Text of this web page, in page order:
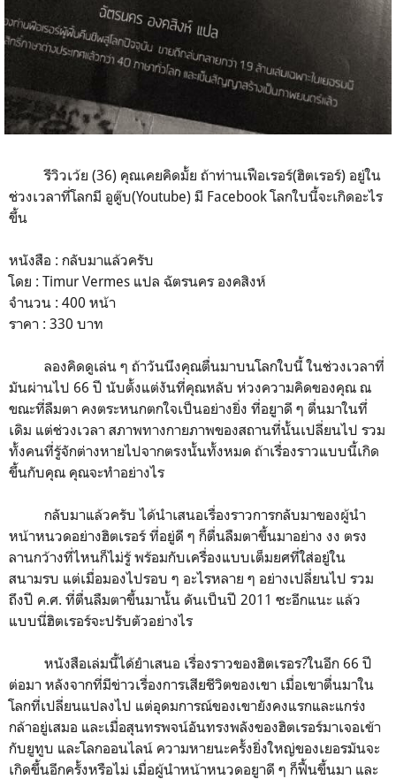
รีวิวเว้ย (36) คุณเคยคิดมั้ย ถ้าท่านเฟือเรอร์(ฮิตเรอร์) อยู่ใน
ช่วงเวลาที่โลกมี อูตู๊บ(Youtube) มี Facebook โลกใบนี้จะเกิดอะไร
ขึ้น
หนังสือ : กลับมาแล้วครับ
โดย : Timur Vermes แปล ฉัตรนคร องคสิงห์
จำนวน : 400 หน้า
ราคา : 330 บาท
ลองคิดดูเล่น ๆ ถ้าวันนึงคุณตื่นมาบนโลกใบนี้ ในช่วงเวลาที่
มันผ่านไป 66 ปี นับตั้งแต่งันที่คุณหลับ ห่วงความคิดของคุณ ณ
ขณะที่ลืมตา คงตระหนกตกใจเป็นอย่างยิ่ง ที่อยูาดี ๆ ตื่นมาในทึ่
เดิม แต่ช่วงเวลา สภาพทางกายภาพของสถานที่นั้นเปลี่ยนไป รวม
ทั้งคนที่รู้จักต่างหายไปจากตรงนั้นทั้งหมด ถ้าเรื่องราวแบบนี้เกิด
ขึ้นกับคุณ คุณจะทำอย่างไร
กลับมาแล้วครับ ได้นำเสนอเรื่องราวการกลับมาของผู้นำ
หน้าหนวดอย่างฮิตเรอร์ ที่อยู่ดี ๆ ก็ตื่นลืมตาขึ้นมาอย่าง งง ตรง
ลานกว้างที่ไหนก็ไม่รู้ พร้อมกับเครื่องแบบเต็มยศที่ใส่อยู่ใน
สนามรบ แต่เมื่อมองไปรอบ ๆ อะไรหลาย ๆ อย่างเปลี่ยนไป รวม
ถึงปี ค.ศ. ที่ตื่นลืมตาขึ้นมานั้น ดันเป็นปี 2011 ซะอีกแนะ แล้ว
แบบนี่ฮิตเรอร์จะปรับตัวอย่างไร
หนังสือเล่มนี้ได้ยำเสนอ เรื่องราวของฮิตเรอร?ในอีก 66 ปี
ต่อมา หลังจากที่มีข่าวเรื่องการเสียชีวิตของเขา เมื่อเขาตื่นมาใน
โลกที่เปลี่ยนแปลงไป แต่อุดมการณ์ของเขายังคงแรกและแกร่ง
กล้าอยู่เสมอ และเมื่อสุนทรพจน์อันทรงพลังของฮิตเรอร์มาเจอเข้า
กับยูทูบ และโลกออนไลน์ ความหายนะครั้งยิ่งใหญ่ของเยอรมันจะ
เกิดขึ้นอีกครั้งหรือไม่ เมื่อผู้นำหน้าหนวดอยูาดี ๆ ก็ฟื้นขึ้นมา และ